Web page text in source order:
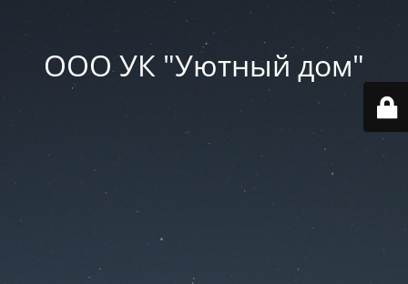
ООО УК "Уютный дом"